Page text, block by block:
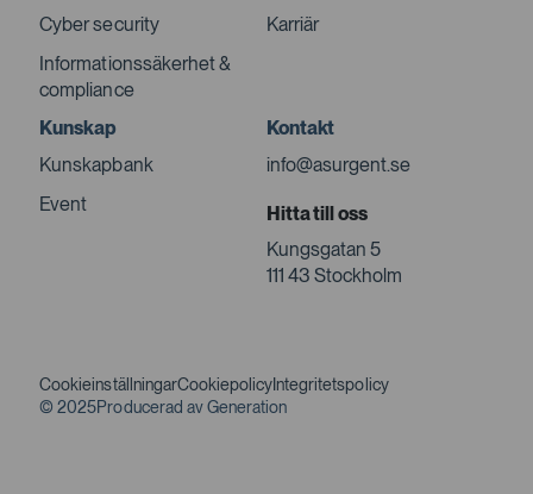
Cyber security
Informationssäkerhet &
compliance
Karriär
Kunskap
Kunskapbank
Event
Kontakt
info@asurgent.se
Hitta till oss
Kungsgatan 5
111 43 Stockholm
CookieinställningarCookiepolicy Integritetspolicy
© 2025Producerad av Generation